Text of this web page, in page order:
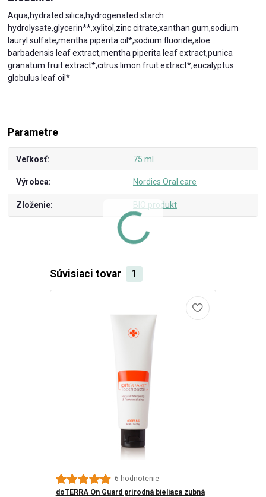
Aqua,hydrated silica,hydrogenated starch
hydrolysate,glycerin**,xylitol,zinc citrate,xanthan gum,sodium
lauryl sulfate,mentha piperita oil*,sodium fluoride,aloe
barbadensis leaf extract,mentha piperita leaf extract,punica
granatum fruit extract*,citrus limon fruit extract*,eucalyptus
globulus leaf oil*
Parametre
Veľkosť 75 ml
Výrobca Nordics Oral care
Zloženie BIO produkt
Súvisiaci tovar 1
6 hodnotenie
doTERRA On Guard prírodná bieliaca zubná